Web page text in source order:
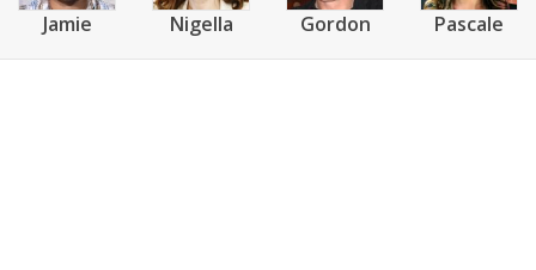
Jamie Nigella Gordon Pascale